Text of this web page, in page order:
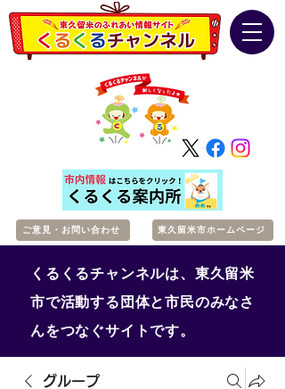
ご意見・お問い合わせ 東久留米市ホームページ
くるくるチャンネルは、東久留米
市で活動する団体と市民のみなさ
んをつなぐサイトです。
グループ